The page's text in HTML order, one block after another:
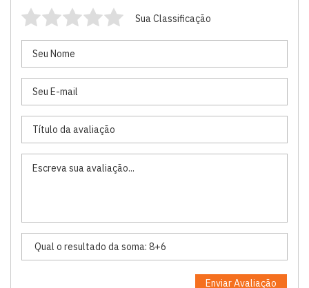
Sua Classificação